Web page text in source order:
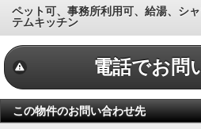
ペット可、事務所利用可、給湯、シ
テムキッチン
電話でお問
この物件のお問い合わせ先